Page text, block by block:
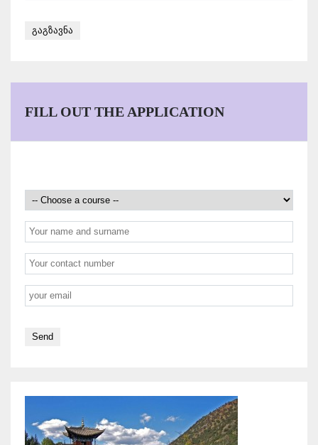
FILL OUT THE APPLICATION